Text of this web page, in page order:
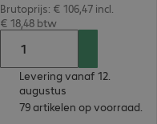
Brutoprijs: € 106,47 incl.
€ 18,48 btw
Levering vanaf 12.
augustus
79 artikelen op voorraad.